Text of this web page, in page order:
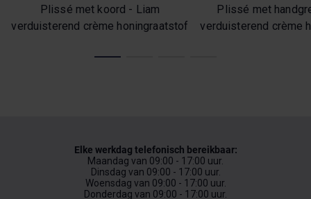
Plissé met koord - Liam
verduisterend crème honingraatstof
Plissé met
verduisterend crème
Elke werkdag telefonisch bereikbaar:
Maandag van 09:00 - 17:00 uur.
Dinsdag van 09:00 - 17:00 uur.
Woensdag van 09:00 - 17:00 uur.
Donderdag van 09:00 - 17:00 uur.